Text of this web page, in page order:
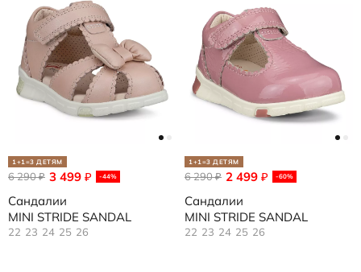
1+1=3 ДЕТЯМ
3 499 ₽ -44%
6 290₽
Сандалии
MINI STRIDE SANDAL
22 23 24 25 26
1+1=3 ДЕТЯМ
2 499 ₽ -60%
6 290₽
Сандалии
MINI STRIDE SANDAL
22 23 24 25 26